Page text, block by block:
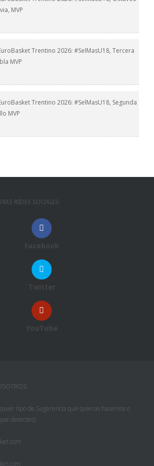
MVP
Trentino 2026: #SelMasU18, Tercera
MVP
Trentino 2026: #SelMasU18, Segunda
MVP
REDES SOCIALES:
Facebook
Twitter
YouTube
tipo de Sugerencia que quieras hacernos o
detectes):